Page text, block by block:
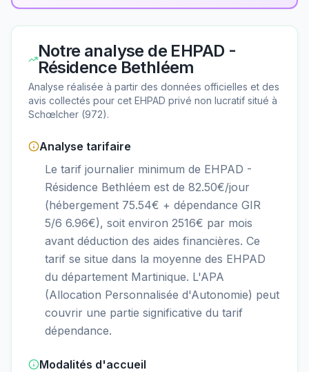
Notre analyse de EHPAD -
Résidence Bethléem
Analyse réalisée à partir des données officielles et des
avis collectés pour cet EHPAD privé non lucratif situé à
Schœlcher (972).
Analyse tarifaire
Le tarif journalier minimum de EHPAD -
Résidence Bethléem est de 82.50€/jour
(hébergement 75.54€ + dépendance GIR
5/6 6.96€), soit environ 2516€ par mois
avant déduction des aides financières. Ce
tarif se situe dans la moyenne des EHPAD
du département Martinique. L'APA
(Allocation Personnalisée d'Autonomie) peut
couvrir une partie significative du tarif
dépendance.
Modalités d'accueil